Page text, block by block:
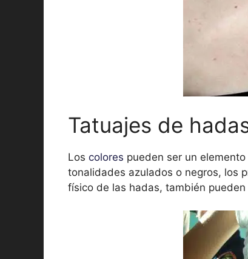
Tatuajes de
Los colores pueden ser un
tonalidades azulados o negros, los
físico de las hadas, también